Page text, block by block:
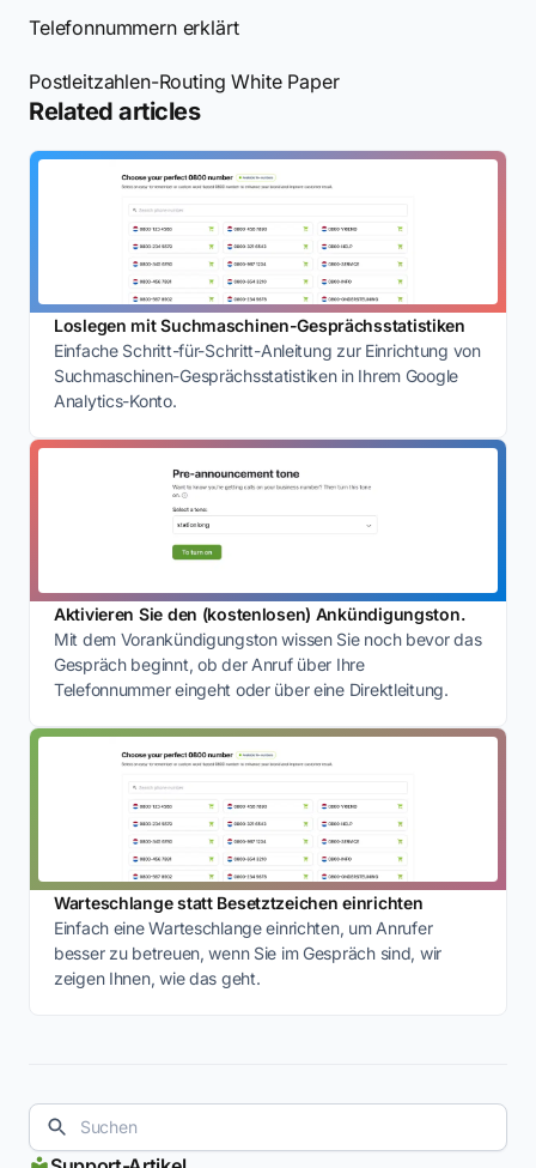
Telefonnummern erklärt
Postleitzahlen-Routing White Paper
Related articles
Loslegen mit Suchmaschinen-Gesprächsstatistiken
Einfache Schritt-für-Schritt-Anleitung zur Einrichtung von
Suchmaschinen-Gesprächsstatistiken in Ihrem Google
Analytics-Konto.
Aktivieren Sie den (kostenlosen) Ankündigungston.
Mit dem Vorankündigungston wissen Sie noch bevor das
Gespräch beginnt, ob der Anruf über Ihre
Telefonnummer eingeht oder über eine Direktleitung.
Warteschlange statt Besetztzeichen einrichten
Einfach eine Warteschlange einrichten, um Anrufer
besser zu betreuen, wenn Sie im Gespräch sind, wir
zeigen Ihnen, wie das geht.